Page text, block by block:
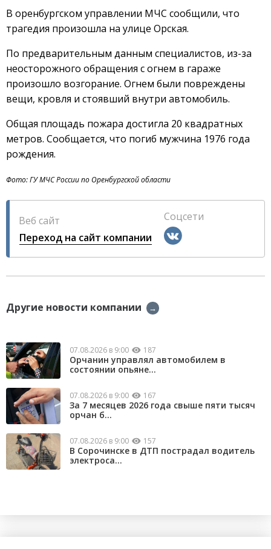
В оренбургском управлении МЧС сообщили, что
трагедия произошла на улице Орская.
По предварительным данным специалистов, из-за
неосторожного обращения с огнем в гараже
произошло возгорание. Огнем были повреждены
вещи, кровля и стоявший внутри автомобиль.
Общая площадь пожара достигла 20 квадратных
метров. Сообщается, что погиб мужчина 1976 года
рождения.
Фото: ГУ МЧС России по Оренбургской области
Веб сайт
Переход на сайт компании
Соцсети
Другие новости компании →
07.08.2026 в 9:00 187
Орчанин управлял автомобилем в
состоянии опьяне...
07.08.2026 в 9:00 167
За 7 месяцев 2026 года свыше пяти тысяч
орчан б...
07.08.2026 в 9:00 157
В Сорочинске в ДТП пострадал водитель
электроса...